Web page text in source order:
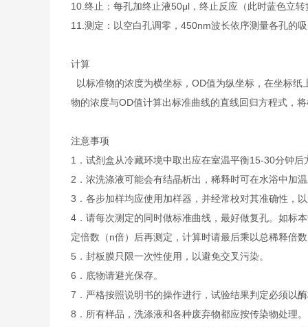
10.终止：每孔加终止液50μl，终止反应（此时蓝色立转
11.测定：以空白孔调零，450nm波长依序测量各孔的
计算
以标准物的浓度为横坐标，OD值为纵坐标，在坐标
物的浓度与OD值计算出标准曲线的直线回归方程式，
注意事项
1．试剂盒从冷藏环境中取出应在室温平衡15-30分钟
2．浓洗涤液可能会有结晶析出，稀释时可在水浴中加
3．各步加样均应使用加样器，并经常校对其准确性，
4．请每次测定的同时做标准曲线，最好做复孔。如标
定倍数（n倍）后再测定，计算时请最后乘以总稀释倍
5．封板膜只限一次性使用，以避免交叉污染。
6．底物请避光保存。
7．严格按照说明书的操作进行，试验结果判定必须以
8．所有样品，洗涤液和各种废弃物都应按传染物处理。